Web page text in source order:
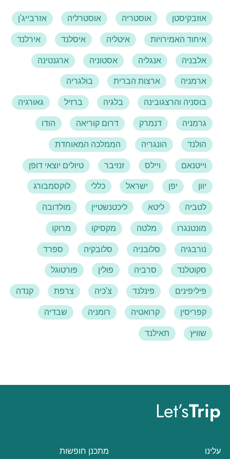
אוזבקיסטן אוסטריה אוסטרליה
אזרבייג'ן
איחוד האמירויות
איטליה איסלנד
אירלנד
אלבניה
אנגליה אסטוניה
ארגנטינה
ארמניה
ארצות הברית
בולגריה
בוסניה והרצגובינה
בלגיה ברזיל
גאורגיה
גרמניה
דנמרק דרום קוריאה
הודו
הולנד
הונגריה
הממלכה המאוחדת
וייטנאם
ויילס זנזיבר
טיולים יוצאי דופן
יוון
יפן ישראל כללי
לוקסמבורג
לטביה
ליטא ליכטנשטיין
מולדובה
מונטנגרו
מלטה מקסיקו
מרוקו
נורבגיה
סלובניה סלובקיה
ספרד
סקוטלנד
סרביה פולין
פורטוגל
פיליפינים
פינלנד צ'כיה צרפת
קנדה
קפריסין
קרואטיה רומניה
שבדיה
שוויץ
תאילנד
Let’sTrip
עלינו
מתכנן חופשות